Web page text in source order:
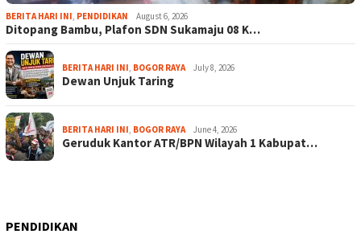
BERITA HARI INI, PENDIDIKAN August 6, 2026
Ditopang Bambu, Plafon SDN Sukamaju 08 K…
BERITA HARI INI, BOGOR RAYA July 8, 2026
Dewan Unjuk Taring
BERITA HARI INI, BOGOR RAYA June 4, 2026
Geruduk Kantor ATR/BPN Wilayah 1 Kabupat…
PENDIDIKAN